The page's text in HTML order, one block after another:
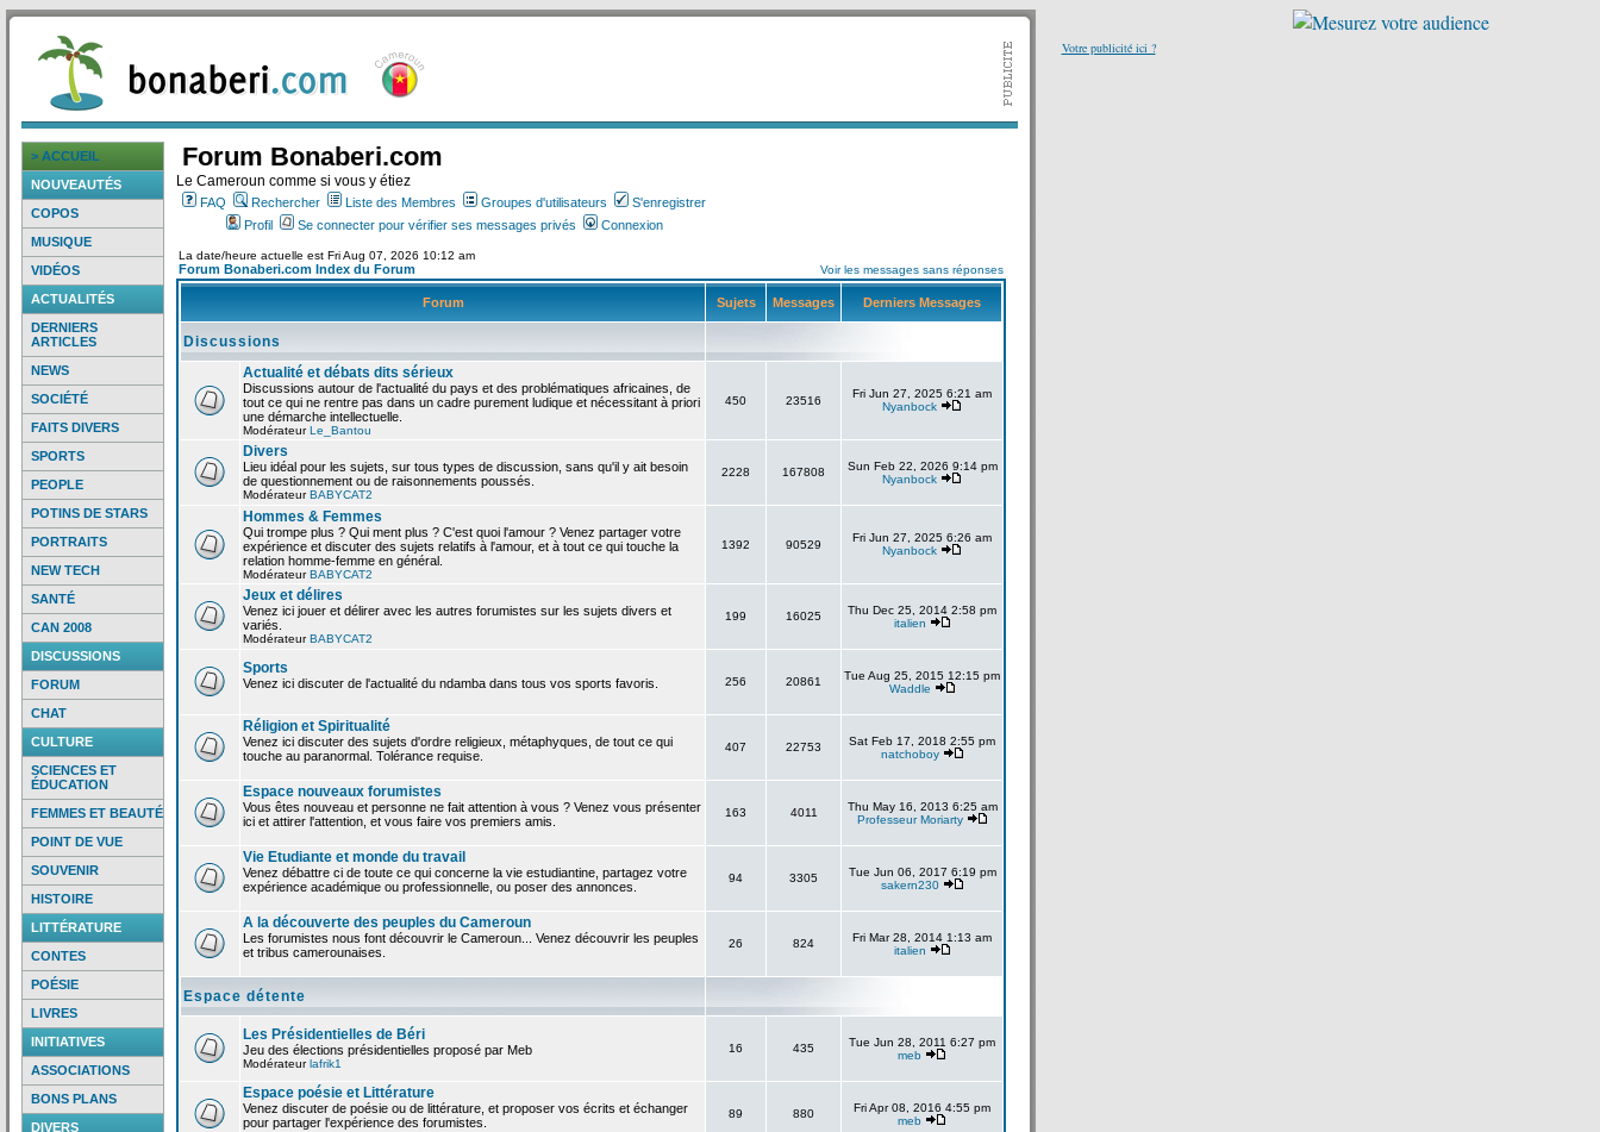
> ACCUEIL
NOUVEAUTÉS
COPOS
MUSIQUE
VIDÉOS
ACTUALITÉS
DERNIERS
ARTICLES
NEWS
SOCIÉTÉ
FAITS DIVERS
SPORTS
PEOPLE
POTINS DE STARS
PORTRAITS
NEW TECH
SANTÉ
CAN 2008
DISCUSSIONS
FORUM
CHAT
CULTURE
SCIENCES ET
ÉDUCATION
FEMMES ET BEAUTÉ
POINT DE VUE
SOUVENIR
HISTOIRE
LITTÉRATURE
CONTES
POÉSIE
LIVRES
INITIATIVES
ASSOCIATIONS
BONS PLANS
DIVERS
Forum Bonaberi.com
Le Cameroun comme si vous y étiez
FAQ Rechercher Liste des Membres Groupes d'utilisateurs
S'enregistrer
Profil
Se connecter pour vérifier ses messages privés Connexion
La date/heure actuelle est Fri Aug 07, 2026 10:12 am
Forum Bonaberi.com Index du Forum Voir les messages sans réponses
Forum Sujets Messages Derniers Messages
Discussions
Actualité et débats dits sérieux
Discussions autour de l'actualité du pays et des problématiques africaines, de
tout ce qui ne rentre pas dans un cadre purement ludique et nécessitant à priori
une démarche intellectuelle.
ModérateurLe_Bantou
450 23516
Fri Jun 27, 2025 6:21 am
Nyanbock
Divers
Lieu idéal pour les sujets, sur tous types de discussion, sans qu'il y ait besoin
de questionnement ou de raisonnements poussés.
ModérateurBABYCAT2
2228 167808
Sun Feb 22, 2026 9:14 pm
Nyanbock
Hommes & Femmes
Qui trompe plus ? Qui ment plus ? C'est quoi l'amour ? Venez partager votre
expérience et discuter des sujets relatifs à l'amour, et à tout ce qui touche la
relation homme-femme en général.
ModérateurBABYCAT2
1392 90529
Fri Jun 27, 2025 6:26 am
Nyanbock
Jeux et délires
Venez ici jouer et délirer avec les autres forumistes sur les sujets divers et
variés.
ModérateurBABYCAT2
199 16025
Thu Dec 25, 2014 2:58 pm
italien
Sports
Venez ici discuter de l'actualité du ndamba dans tous vos sports favoris. 256 20861
Tue Aug 25, 2015 12:15 pm
Waddle
Réligion et Spiritualité
Venez ici discuter des sujets d'ordre religieux, métaphyques, de tout ce qui
touche au paranormal. Tolérance requise.
407 22753
Sat Feb 17, 2018 2:55 pm
natchoboy
Espace nouveaux forumistes
Vous êtes nouveau et personne ne fait attention à vous ? Venez vous présenter
ici et attirer l'attention, et vous faire vos premiers amis.
163 4011
Thu May 16, 2013 6:25 am
Professeur Moriarty
Vie Etudiante et monde du travail
Venez débattre ci de toute ce qui concerne la vie estudiantine, partagez votre
expérience académique ou professionnelle, ou poser des annonces.
94 3305
Tue Jun 06, 2017 6:19 pm
sakern230
A la découverte des peuples du Cameroun
Les forumistes nous font découvrir le Cameroun... Venez découvrir les peuples
et tribus camerounaises.
26 824
Fri Mar 28, 2014 1:13 am
italien
Espace détente
Les Présidentielles de Béri
Jeu des élections présidentielles proposé par Meb
Modérateurlafrik1
16 435
Tue Jun 28, 2011 6:27 pm
meb
Espace poésie et Littérature
Venez discuter de poésie ou de littérature, et proposer vos écrits et échanger
pour partager l'expérience des forumistes.
89 880
Fri Apr 08, 2016 4:55 pm
meb
Votre publicité ici ?